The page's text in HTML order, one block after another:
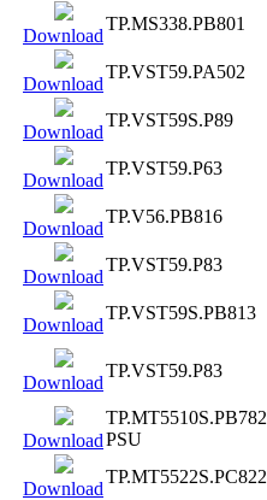
Download
TP.MS338.PB801
Download
TP.VST59.PA502
Download
TP.VST59S.P89
Download
TP.VST59.P63
Download
TP.V56.PB816
Download
TP.VST59.P83
Download
TP.VST59S.PB813
Download
TP.VST59.P83
Download
TP.MT5510S.PB782
PSU
Download
TP.MT5522S.PC822